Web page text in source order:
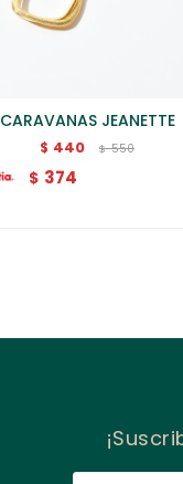
CARAVANAS JEANETTE
$ 440 $ 550
$ 374